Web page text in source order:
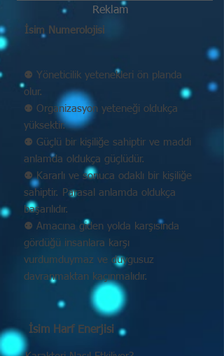
Reklam
İsim Numerolojisi
⚉ Yöneticilik yetenekleri ön planda
olur.
⚉ Organizasyon yeteneği oldukça
yüksektir.
⚉ Güçlü bir kişiliğe sahiptir ve maddi
anlamda oldukça güçlüdür.
⚉ Kararlı ve sonuca odaklı bir kişiliğe
sahiptir. Parasal anlamda oldukça
başarılıdır.
⚉ Amacına giden yolda karşısında
gördüğü insanlara karşı
vurdumduymaz ve duygusuz
davranmaktan kaçınmalıdır.
İsim Harf Enerjisi